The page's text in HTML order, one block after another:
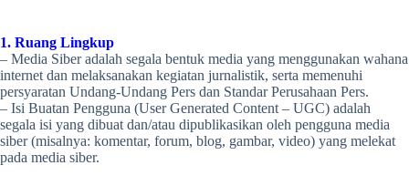
1. Ruang Lingkup
– Media Siber adalah segala bentuk media yang menggunakan wahana
internet dan melaksanakan kegiatan jurnalistik, serta memenuhi
persyaratan Undang-Undang Pers dan Standar Perusahaan Pers.
– Isi Buatan Pengguna (User Generated Content – UGC) adalah
segala isi yang dibuat dan/atau dipublikasikan oleh pengguna media
siber (misalnya: komentar, forum, blog, gambar, video) yang melekat
pada media siber.